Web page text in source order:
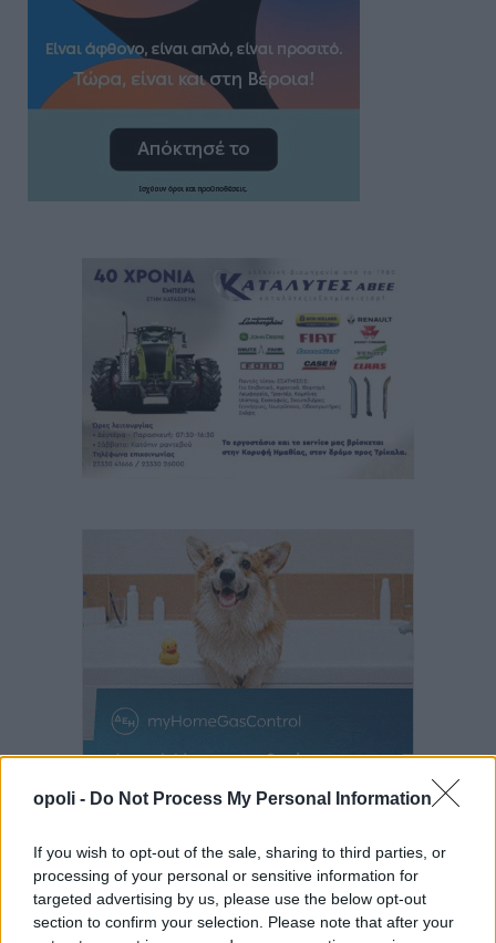
opoli - Do Not Process My Personal Information
If you wish to opt-out of the sale, sharing to third parties, or
processing of your personal or sensitive information for
targeted advertising by us, please use the below opt-out
section to confirm your selection. Please note that after your